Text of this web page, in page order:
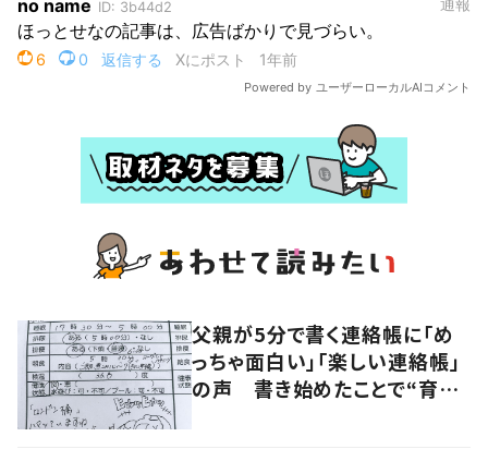
父親が5分で書く連絡帳に「め
っちゃ面白い」「楽しい連絡帳」
の声 書き始めたことで“育児